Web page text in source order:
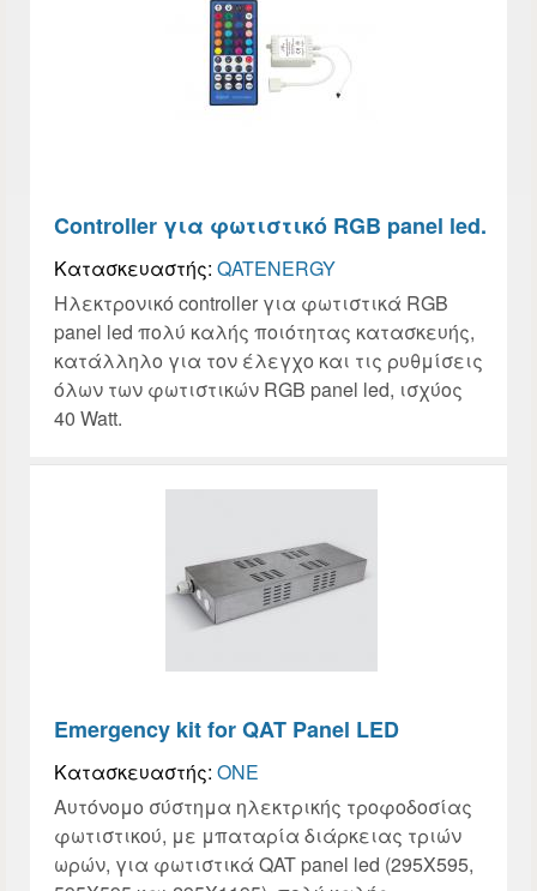
Controller για φωτιστικό RGB panel led.
Κατασκευαστής: QATENERGY
Ηλεκτρονικό controller για φωτιστικά RGB
panel led πολύ καλής ποιότητας κατασκευής,
κατάλληλο για τον έλεγχο και τις ρυθμίσεις
όλων των φωτιστικών RGB panel led, ισχύος
40 Watt.
Emergency kit for QAT Panel LED
Κατασκευαστής: ONE
Αυτόνομο σύστημα ηλεκτρικής τροφοδοσίας
φωτιστικού, με μπαταρία διάρκειας τριών
ωρών, για φωτιστικά QAT panel led (295X595,